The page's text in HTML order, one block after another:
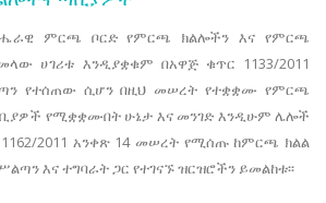
ምርጫ ቦርድ የምርጫ ክልሎችን እና የምርጫ
ሀገሪቱ እንዲያቋቁም በአዋጅ ቁጥር 1133/2011
የተሰጠው ሲሆን በዚህ መሠረት የተቋቋሙ የምርጫ
የሚቋቋሙበት ሁኔታ እና መንገድ እንዲሁም ሌሎች
2011 አንቀጽ 14 መሠረት የሚሰጡ ከምርጫ ክልል
እና ተግባራት ጋር የተገናኙ ዝርዝሮችን ይመልከቱ፡፡